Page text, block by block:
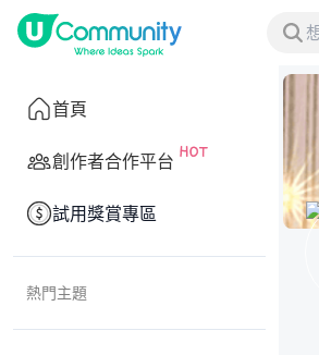
首頁
創作者合作平台
試用獎賞專區
熱門主題